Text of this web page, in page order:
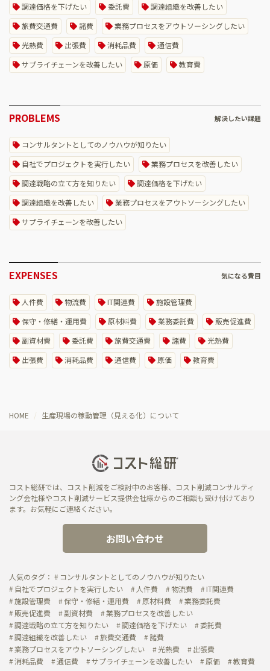
調達価格を下げたい
委託費
調達組織を改善したい
旅費交通費
諸費
業務プロセスをアウトソーシングしたい
光熱費
出張費 消耗品費
通信費
サプライチェーンを改善したい
原価 教育費
PROBLEMS 解決したい課題
コンサルタントとしてのノウハウが知りたい
自社でプロジェクトを実行したい
業務プロセスを改善したい
調達戦略の立て方を知りたい
調達価格を下げたい
調達組織を改善したい
業務プロセスをアウトソーシングしたい
サプライチェーンを改善したい
EXPENSES 気になる費目
人件費 物流費 IT関連費
施設管理費
保守・修繕・運用費
原材料費 業務委託費
販売促進費
副資材費
委託費 旅費交通費 諸費
光熱費
出張費
消耗品費 通信費 原価 教育費
HOME 生産現場の稼動管理（見える化）について
コスト総研では、コスト削減をご検討中のお客様、コスト削減コンサルティ
ング会社様やコスト削減サービス提供会社様からのご相談も受け付けており
ます。お気軽にご連絡ください。
お問い合わせ
人気のタグ：
コンサルタントとしてのノウハウが知りたい
自社でプロジェクトを実行したい
人件費 物流費
IT関連費
施設管理費
保守・修繕・運用費 原材料費
業務委託費
販売促進費
副資材費
業務プロセスを改善したい
調達戦略の立て方を知りたい
調達価格を下げたい
委託費
調達組織を改善したい
旅費交通費
諸費
業務プロセスをアウトソーシングしたい
光熱費
出張費
消耗品費
通信費 サプライチェーンを改善したい 原価 教育費